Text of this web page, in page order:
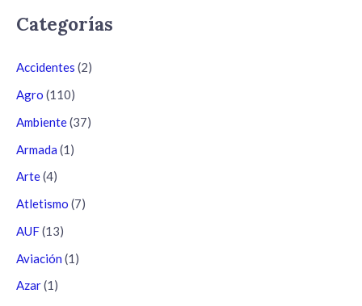
Categorías
Accidentes (2)
Agro (110)
Ambiente(37)
Armada (1)
Arte(4)
Atletismo (7)
AUF(13)
Aviación (1)
Azar(1)